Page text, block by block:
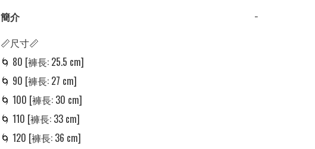
簡介
−
📏尺寸📏
🌀 80 [褲長: 25.5 cm]
🌀 90 [褲長: 27 cm]
🌀 100 [褲長: 30 cm]
🌀 110 [褲長: 33 cm]
🌀 120 [褲長: 36 cm]